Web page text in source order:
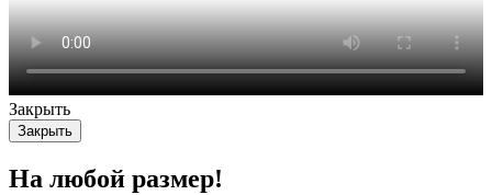
Закрыть
Закрыть
На любой размер!